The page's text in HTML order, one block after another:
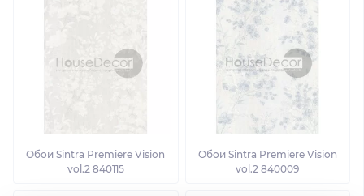
Обои Sintra Premiere Vision
vol.2 840115
Обои Sintra Premiere Vision
vol.2 840009